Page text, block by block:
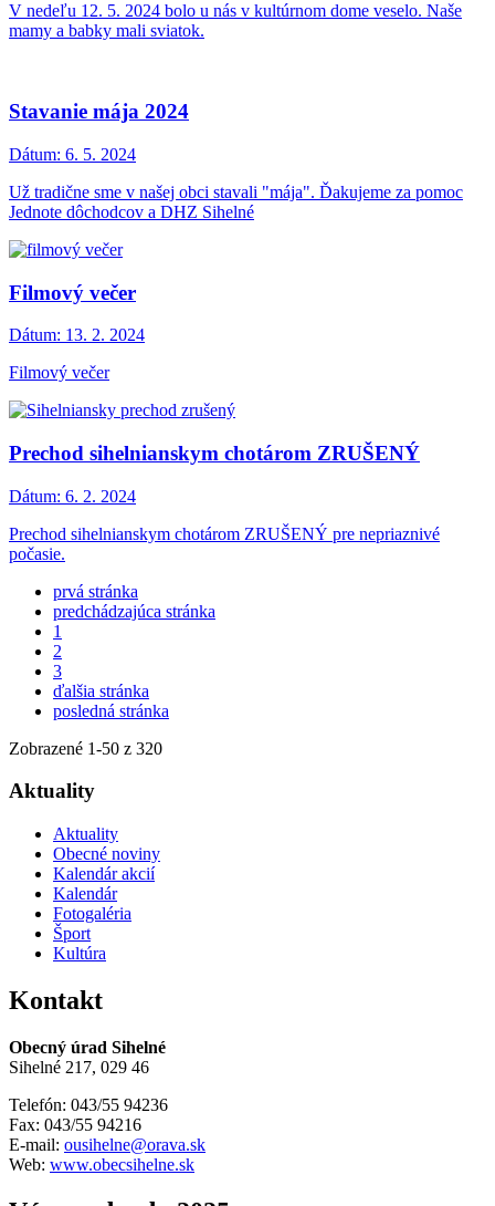
V nedeľu 12. 5. 2024 bolo u nás v kultúrnom dome veselo. Naše
mamy a babky mali sviatok.
Stavanie mája 2024
Dátum: 6. 5. 2024
Už tradične sme v našej obci stavali "mája". Ďakujeme za pomoc
Jednote dôchodcov a DHZ Sihelné
Filmový večer
Dátum: 13. 2. 2024
Filmový večer
Prechod sihelnianskym chotárom ZRUŠENÝ
Dátum: 6. 2. 2024
Prechod sihelnianskym chotárom ZRUŠENÝ pre nepriaznivé
počasie.
prvá stránka
predchádzajúca stránka
1
2
3
ďalšia stránka
posledná stránka
Zobrazené 1-50 z 320
Aktuality
Aktuality
Obecné noviny
Kalendár akcií
Kalendár
Fotogaléria
Šport
Kultúra
Kontakt
Obecný úrad Sihelné
Sihelné 217, 029 46
Telefón: 043/55 94236
Fax: 043/55 94216
E-mail: ousihelne@orava.sk
Web: www.obecsihelne.sk